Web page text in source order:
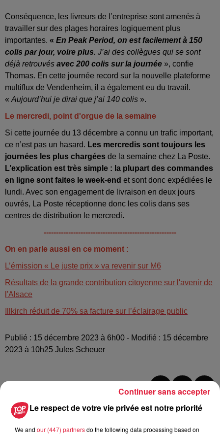
Conséquence, les livreurs de l’entreprise sont amenés à
travailler sur des plages horaires logiquement plus
importantes. « En Peak Period, on est facilement à 150
colis par jour, voire plus. J’ai des collègues qui se sont
déjà retrouvés avec 200 colis sur la journée », confie
Thomas. En cette journée record sur la nouvelle plateforme
multiflux de Vendenheim, il a également eu du travail.
« Aujourd’hui je dirai que j’ai 140 colis ».
Le mercredi, point d'orgue de la semaine
Si cette journée du 13 décembre a connu un trafic important,
ce n’est pas un hasard. Les mercredis sont toujours les
journées les plus chargées de la semaine chez La Poste.
L’explication est très simple : la plupart des commandes
en ligne sont faites le week-end et sont donc expédiées le
lundi. Avec son engagement de livraison en deux jours
ouvrés, La Poste réceptionne donc les colis dans ses
centres de distribution le mercredi.
------------------------------------------------------
On en parle aussi en ce moment :
L’émission « Le juste prix » va revenir sur M6
Résultats de la grande contribution citoyenne sur l'avenir de
l'Alsace
Illkirch réduit de 70% sa facture sur l’éclairage public
Publié : 15 décembre 2023 à 6h00 - Modifié : 15 décembre
2023 à 10h25 Jules Scheuer
A lire aussi
6 août 2026
Le respect de votre vie privée est notre priorité
We and our (447) partnersdo the following data processing based on
Continuer sans accepter